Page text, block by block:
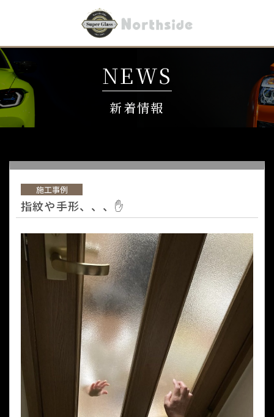
NEWS
新着情報
施工事例
指紋や手形、、、✋